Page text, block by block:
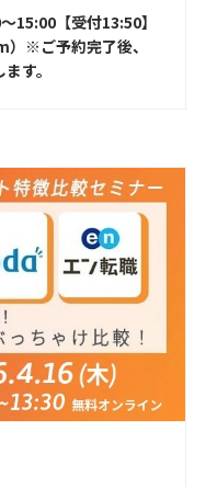
15:00【受付13:50】
※ご予約完了後、
す。